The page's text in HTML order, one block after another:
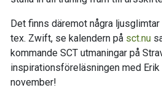
Det finns däremot några
tex. Zwift, se kalendern på sct.nu
kommande SCT utmaningar på
inspirationsföreläsningen med
november!